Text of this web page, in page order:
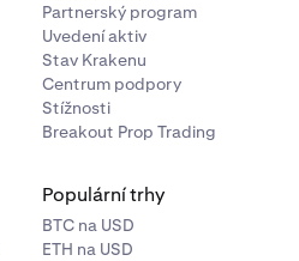
Partnerský program
Uvedení aktiv
Stav Krakenu
Centrum podpory
Stížnosti
Breakout Prop Trading
Populární trhy
BTC na USD
ETH na USD